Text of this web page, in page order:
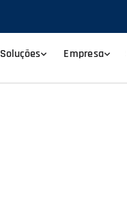
Soluções Empresa